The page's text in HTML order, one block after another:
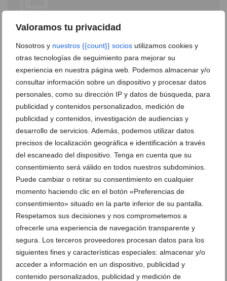
Valoramos tu privacidad
Nosotros y nuestros {{count}} socios utilizamos cookies y
otras tecnologías de seguimiento para mejorar su
experiencia en nuestra página web. Podemos almacenar y/o
consultar información sobre un dispositivo y procesar datos
personales, como su dirección IP y datos de búsqueda, para
publicidad y contenidos personalizados, medición de
publicidad y contenidos, investigación de audiencias y
desarrollo de servicios. Además, podemos utilizar datos
precisos de localización geográfica e identificación a través
del escaneado del dispositivo. Tenga en cuenta que su
consentimiento será válido en todos nuestros subdominios.
Puede cambiar o retirar su consentimiento en cualquier
momento haciendo clic en el botón «Preferencias de
consentimiento» situado en la parte inferior de su pantalla.
Respetamos sus decisiones y nos comprometemos a
ofrecerle una experiencia de navegación transparente y
segura. Los terceros proveedores procesan datos para los
siguientes fines y características especiales: almacenar y/o
acceder a información en un dispositivo, publicidad y
contenido personalizados, publicidad y medición de
Ermita Santa Lucía y Santa Bárbara: conoce la
historia y tradición de esta histórica joya de Xàbia
13 de diciembre de 2025
Las Cruces de término de Xàbia: historia y
19 de mayo de 2025